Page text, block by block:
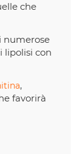
che
numerose
lipolisi con
,
favorirà